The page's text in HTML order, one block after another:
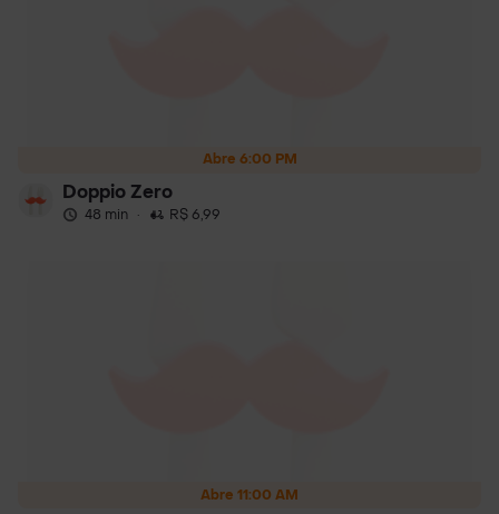
Abre 6:00 PM
Doppio Zero
48 min · R$ 6,99
Abre 11:00 AM